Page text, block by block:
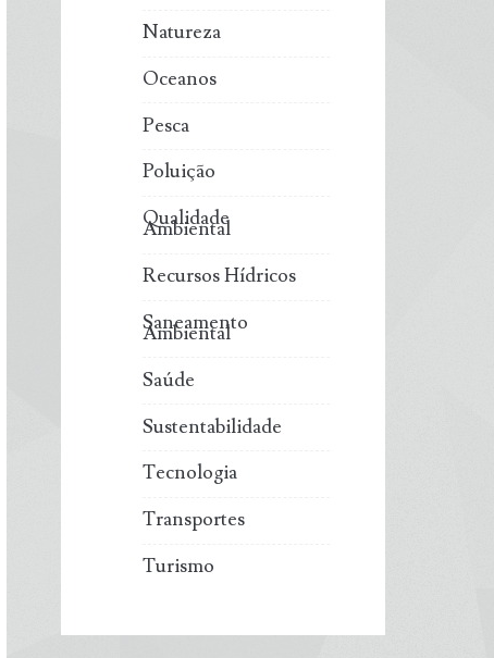
Natureza
Oceanos
Pesca
Poluição
Qualidade
Ambiental
Recursos Hídricos
Saneamento
Ambiental
Saúde
Sustentabilidade
Tecnologia
Transportes
Turismo